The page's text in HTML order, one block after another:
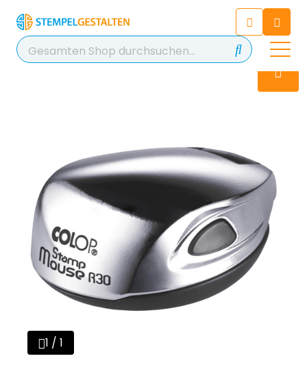
Chatten Sie 24/7 mit unserem
hilfreichen Chatbot
Kontakt
+49 2038 0480 403
1 / 1